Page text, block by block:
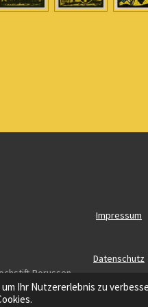
Ihr Nutzererlebnis zu
Impressum
Datenschutz
Borussen